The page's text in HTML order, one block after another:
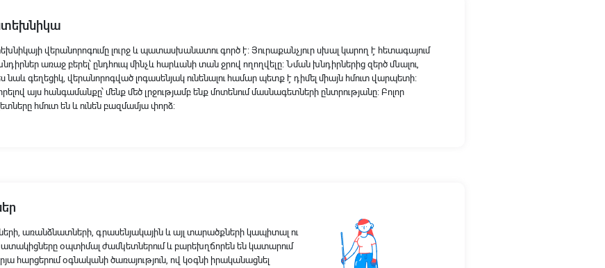
վերանորոգումը լուրջ և պատասխանատու գործ է։ Յուրաքանչյուր սխալ կարող է հետագայում
խնդիրներ առաջ բերել՝ ընդհուպ մինչև հարևանի տան ջրով ողողվելը։ Նման խնդիրներից զերծ մնալու,
նաև գեղեցիկ, վերանորոգված լոգասենյակ ունենալու համար պետք է դիմել միայն հմուտ վարպետի։
այս հանգամանքը՝ մենք մեծ լրջությամբ ենք մոտենում մասնագետների ընտրությանը։ Բոլոր
հմուտ են և ունեն բազմամյա փորձ։
առանձնատների, գրասենյակային և այլ տարածքների կապիտալ ու
օպտիմալ ժամկետներում և բարեխղճորեն են կատարում
հարցերում օգնականի ծառայություն, ով կօգնի իրականացնել